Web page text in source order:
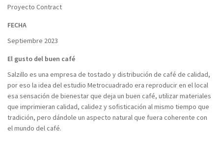
Proyecto Contract
FECHA
Septiembre 2023
El gusto del buen café
Salzillo es una empresa de tostado y distribución de café de calidad,
por eso la idea del estudio Metrocuadrado era reproducir en el local
esa sensación de bienestar que deja un buen café, utilizar materiales
que imprimieran calidad, calidez y sofisticación al mismo tiempo que
tradición, pero dándole un aspecto natural que fuera coherente con
el mundo del café.